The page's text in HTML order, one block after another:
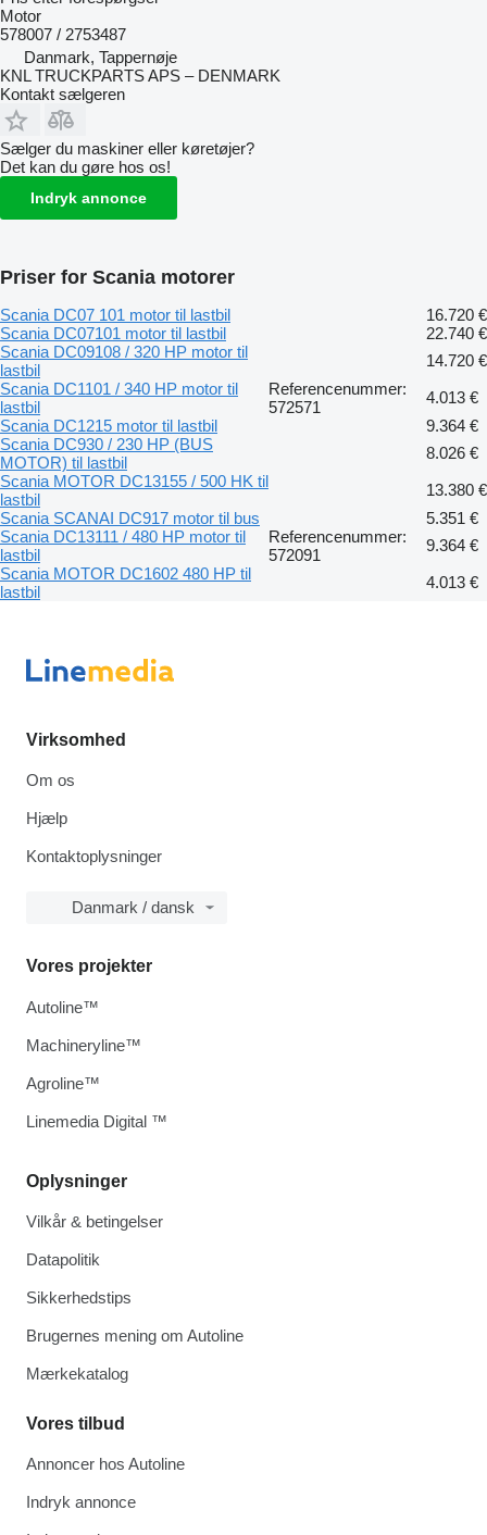
Motor
578007 / 2753487
Danmark, Tappernøje
KNL TRUCKPARTS APS – DENMARK
Kontakt sælgeren
Sælger du maskiner eller køretøjer?
Det kan du gøre hos os!
Indryk annonce
Priser for Scania motorer
Scania DC07 101 motor til lastbil
16.720 €
Scania DC07101 motor til lastbil
22.740 €
Scania DC09108 / 320 HP motor til
lastbil
14.720 €
Scania DC1101 / 340 HP motor til
lastbil
Referencenummer:
572571
4.013 €
Scania DC1215 motor til lastbil
9.364 €
Scania DC930 / 230 HP (BUS
MOTOR) til lastbil
8.026 €
Scania MOTOR DC13155 / 500 HK til
lastbil
13.380 €
Scania SCANAI DC917 motor til bus
5.351 €
Scania DC13111 / 480 HP motor til
lastbil
Referencenummer:
572091
9.364 €
Scania MOTOR DC1602 480 HP til
lastbil
4.013 €
Virksomhed
Om os
Hjælp
Kontaktoplysninger
Danmark / dansk
Oplysninger
Vilkår & betingelser
Datapolitik
Sikkerhedstips
Brugernes mening om Autoline
Mærkekatalog
Vores tilbud
Annoncer hos Autoline
Indryk annonce
Vores projekter
Autoline™
Machineryline™
Agroline™
Linemedia Digital ™